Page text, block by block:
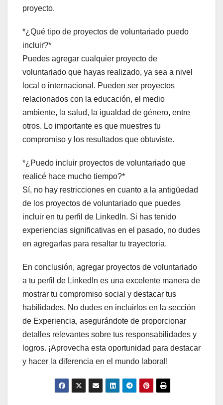
proyecto.
*¿Qué tipo de proyectos de voluntariado puedo
incluir?*
Puedes agregar cualquier proyecto de
voluntariado que hayas realizado, ya sea a nivel
local o internacional. Pueden ser proyectos
relacionados con la educación, el medio
ambiente, la salud, la igualdad de género, entre
otros. Lo importante es que muestres tu
compromiso y los resultados que obtuviste.
*¿Puedo incluir proyectos de voluntariado que
realicé hace mucho tiempo?*
Sí, no hay restricciones en cuanto a la antigüedad
de los proyectos de voluntariado que puedes
incluir en tu perfil de LinkedIn. Si has tenido
experiencias significativas en el pasado, no dudes
en agregarlas para resaltar tu trayectoria.
En conclusión, agregar proyectos de voluntariado
a tu perfil de LinkedIn es una excelente manera de
mostrar tu compromiso social y destacar tus
habilidades. No dudes en incluirlos en la sección
de Experiencia, asegurándote de proporcionar
detalles relevantes sobre tus responsabilidades y
logros. ¡Aprovecha esta oportunidad para destacar
y hacer la diferencia en el mundo laboral!